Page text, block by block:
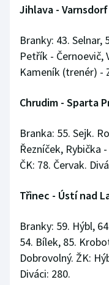
Jihlava - Varnsdorf
Branky: 43. Selnar,
Petřík - Černoevič,
Kameník (trenér) -
Chrudim - Sparta
Branka: 55. Sejk.
Řezníček, Rybička
ČK: 78. Červak.
Třinec - Ústí nad
Branky: 59. Hýbl,
54. Bílek, 85.
Dobrovolný. ŽK:
Diváci: 280.